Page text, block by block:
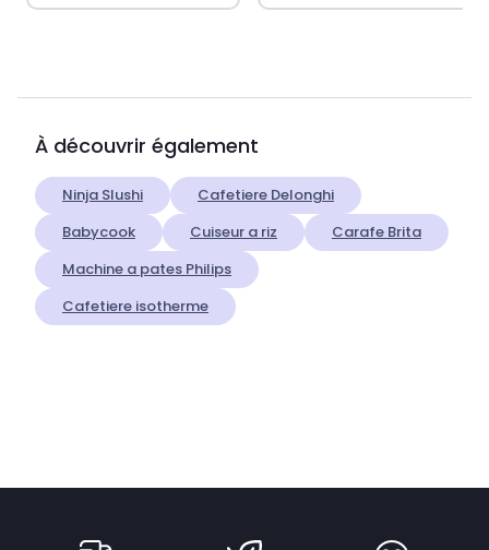
À découvrir également
Ninja Slushi
Cafetiere Delonghi
Babycook
Cuiseur a riz
Carafe Brita
Machine a pates Philips
Cafetiere isotherme